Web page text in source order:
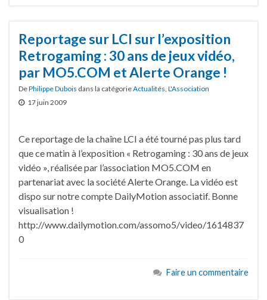
Reportage sur LCI sur l’exposition
Retrogaming : 30 ans de jeux vidéo,
par MO5.COM et Alerte Orange !
DePhilippe Dubois dans la catégorieActualités L'Association
17 juin 2009
Ce reportage de la chaîne LCI a été tourné pas plus tard
que ce matin à l’exposition « Retrogaming : 30 ans de jeux
vidéo », réalisée par l’association MO5.COM en
partenariat avec la société Alerte Orange. La vidéo est
dispo sur notre compte DailyMotion associatif. Bonne
visualisation !
http://www.dailymotion.com/assomo5/video/1614837
0
Faire un commentaire